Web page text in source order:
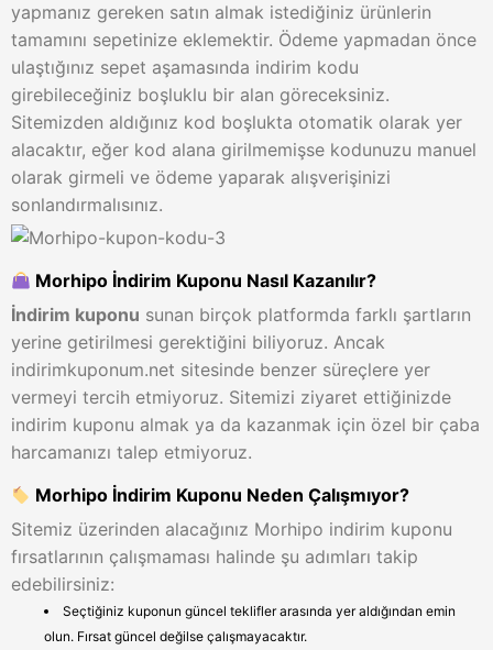
yapmanız gereken satın almak istediğiniz ürünlerin
tamamını sepetinize eklemektir. Ödeme yapmadan önce
ulaştığınız sepet aşamasında indirim kodu
girebileceğiniz boşluklu bir alan göreceksiniz.
Sitemizden aldığınız kod boşlukta otomatik olarak yer
alacaktır, eğer kod alana girilmemişse kodunuzu manuel
olarak girmeli ve ödeme yaparak alışverişinizi
sonlandırmalısınız.
Morhipo İndirim Kuponu Nasıl Kazanılır?
İndirim kuponu sunan birçok platformda farklı şartların
yerine getirilmesi gerektiğini biliyoruz. Ancak
indirimkuponum.net sitesinde benzer süreçlere yer
vermeyi tercih etmiyoruz. Sitemizi ziyaret ettiğinizde
indirim kuponu almak ya da kazanmak için özel bir çaba
harcamanızı talep etmiyoruz.
Morhipo İndirim Kuponu Neden Çalışmıyor?
Sitemiz üzerinden alacağınız Morhipo indirim kuponu
fırsatlarının çalışmaması halinde şu adımları takip
edebilirsiniz:
Seçtiğiniz kuponun güncel teklifler arasında yer aldığından emin
olun. Fırsat güncel değilse çalışmayacaktır.